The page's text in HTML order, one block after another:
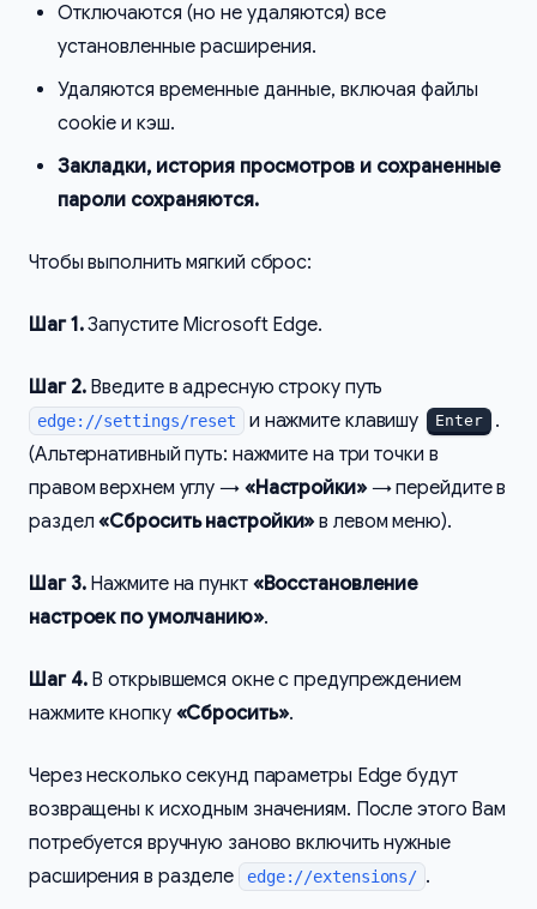
Отключаются (но не удаляются) все
установленные расширения.
Удаляются временные данные, включая файлы
cookie и кэш.
Закладки, история просмотров и сохраненные
пароли сохраняются.
Чтобы выполнить мягкий сброс:
Шаг 1.Запустите Microsoft Edge.
Шаг 2.Введите в адресную строку путь
edge://settings/reset и нажмите клавишу Enter
.
(Альтернативный путь: нажмите на три точки в
правом верхнем углу → «Настройки»→ перейдите в
раздел«Сбросить настройки» в левом меню).
Шаг 3.Нажмите на пункт «Восстановление
настроек по умолчанию».
Шаг 4.В открывшемся окне с предупреждением
нажмите кнопку «Сбросить».
Через несколько секунд параметры Edge будут
возвращены к исходным значениям. После этого Вам
потребуется вручную заново включить нужные
расширения в разделе
edge://extensions/ .